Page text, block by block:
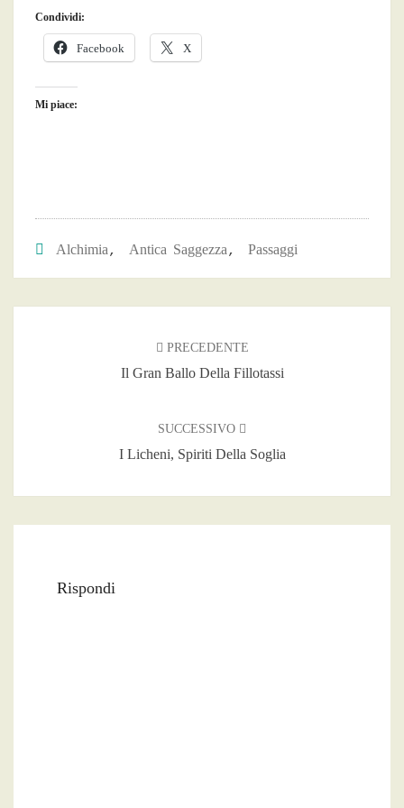
Condividi:
Facebook X
Mi piace:
Alchimia, Antica Saggezza, Passaggi
PRECEDENTE
Il Gran Ballo Della Fillotassi
SUCCESSIVO
I Licheni, Spiriti Della Soglia
Rispondi